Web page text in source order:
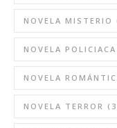
NOVELA MISTERIO
NOVELA POLICIACA
NOVELA
NOVELA TERROR